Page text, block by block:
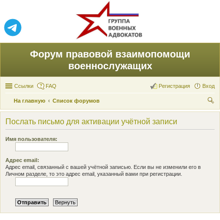
Форум правовой взаимопомощи
военнослужащих
Ссылки FAQ Вход
Регистрация
На главную
Список форумов
ои
Послать письмо для активации учётной записи
Имя пользователя:
Адрес email:
Адрес email, связанный с вашей учётной записью. Если вы не изменили его в
Личном разделе, то это адрес email, указанный вами при регистрации.